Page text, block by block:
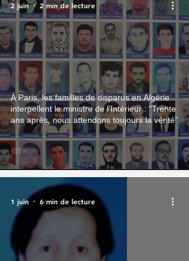
À Paris, les familles de disparus en Algérie
interpellent le ministre de l’Intérieur : “Trente
ans après, nous attendons toujours la vérité”
Mémoire
2 juin 2 min de lecture
1 juin 6 min de lecture